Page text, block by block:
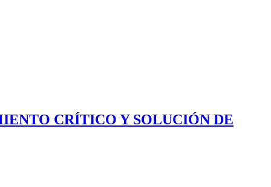
CRÍTICO Y SOLUCIÓN DE